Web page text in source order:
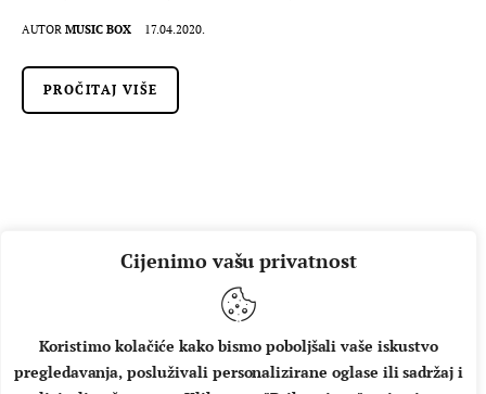
Cijenimo vašu privatnost
Koristimo kolačiće kako bismo poboljšali vaše iskustvo
pregledavanja, posluživali personalizirane oglase ili sadržaj i
AUTOR MUSIC BOX 17.04.2020.
PROČITAJ VIŠE
O NAMA IMPRESSUM UVJETI KORIŠTENJA